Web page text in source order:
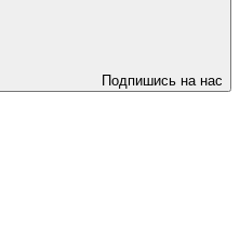
Подпишись на нас